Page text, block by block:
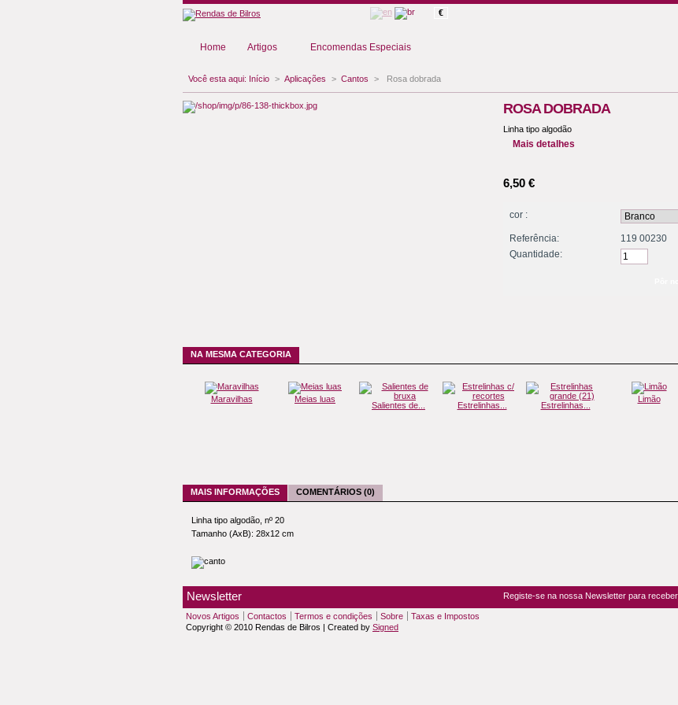
€
Home Artigos Encomendas Especiais
Você esta aqui: Início > Aplicações > Cantos > Rosa dobrada
ROSA DOBRADA
Linha tipo algodão
Mais detalhes
6,50 €
cor :
Referência:
119 00230
Quantidade:
NA MESMA CATEGORIA
Maravilhas Meias luas
Salientes de... Estrelinhas... Estrelinhas...
Limão
MAIS INFORMAÇÕES COMENTÁRIOS (0)
Linha tipo algodão, nº 20
Tamanho (AxB): 28x12 cm
Newsletter Registe-se na nossa Newsletter para
Novos Artigos Contactos Termos e condições Sobre
Taxas e Impostos
Copyright © 2010 Rendas de Bilros | Created by Signed